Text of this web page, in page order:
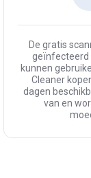
De gratis
geïnfecteerd
kunnen
Cleaner
dagen
van en